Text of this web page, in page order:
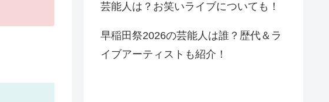
芸能人は？お笑いライブについても！
早稲田祭2026の芸能人は誰？歴代＆ラ
イブアーティストも紹介！